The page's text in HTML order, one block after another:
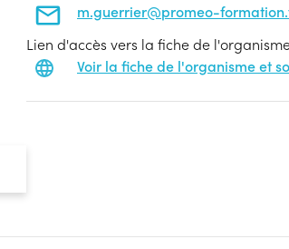
m.guerrier@promeo-
Lien d'accès vers la fiche de
Voir la fiche de l'organisme et